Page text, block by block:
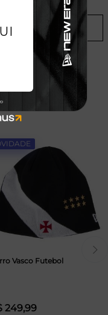
DESEJOS
Vasco Futebol
249,99